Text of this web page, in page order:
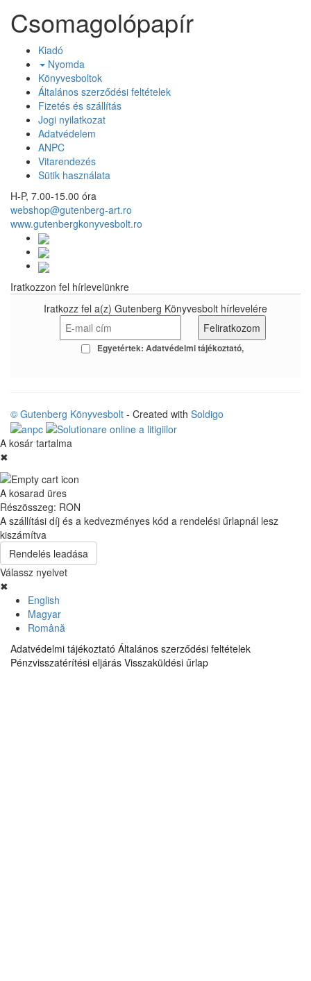
Csomagolópapír
Kiadó
Nyomda
Könyvesboltok
Általános szerződési feltételek
Fizetés és szállítás
Jogi nyilatkozat
Adatvédelem
ANPC
Vitarendezés
Sütik használata
H-P, 7.00-15.00 óra
webshop@gutenberg-art.ro
www.gutenbergkonyvesbolt.ro
Iratkozzon fel hírlevelünkre
Iratkozz fel a(z) Gutenberg Könyvesbolt hírlevelére
Egyetértek: Adatvédelmi tájékoztató
© Gutenberg Könyvesbolt - Created with Soldigo
A kosár tartalma
✖
A kosarad üres
Részösszeg: RON
A szállítási díj és a kedvezményes kód a rendelési űrlapnál lesz
kiszámítva
Rendelés leadása
Válassz nyelvet
✖
English
Magyar
Română
Adatvédelmi tájékoztató Általános szerződési feltételek
Pénzvisszatérítési eljárás Visszaküldési űrlap